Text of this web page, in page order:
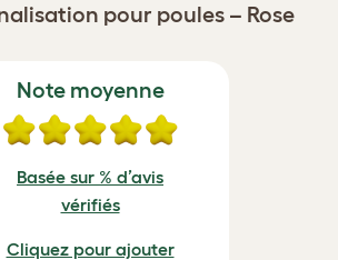
pour poules – Rose
Note moyenne
Basée sur % d’avis
vérifiés
Cliquez pour ajouter